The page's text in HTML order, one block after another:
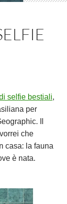
selfie bestiali,
per
Il
che
casa: la fauna
è nata.